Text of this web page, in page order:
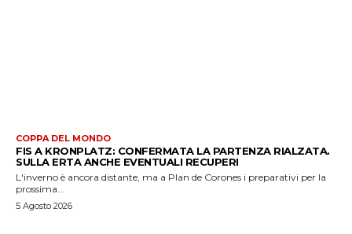
COPPA DEL MONDO
FIS A KRONPLATZ: CONFERMATA LA PARTENZA RIALZATA.
SULLA ERTA ANCHE EVENTUALI RECUPERI
L'inverno è ancora distante, ma a Plan de Corones i preparativi per la
prossima...
5 Agosto 2026